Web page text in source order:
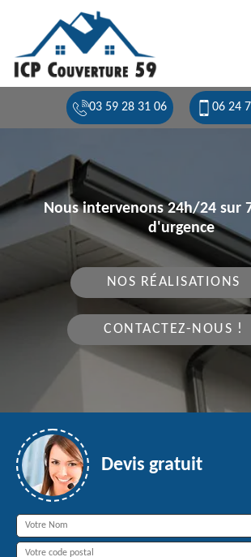
03 59 28 31 06 06 24
Nous intervenons 24h/24 sur
d'urgence
NOS RÉALISATIONS
CONTACTEZ-NOUS !
Devis gratuit